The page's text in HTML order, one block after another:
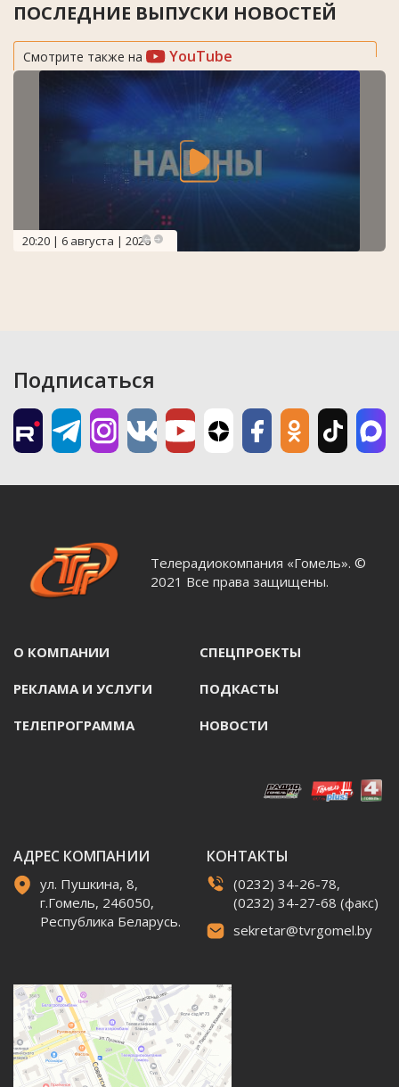
ПОСЛЕДНИЕ ВЫПУСКИ НОВОСТЕЙ
Смотрите также на YouTube
20:20 | 6 августа | 2026
Подписаться
Телерадиокомпания «Гомель». ©
2021 Все права защищены.
О КОМПАНИИ СПЕЦПРОЕКТЫ
РЕКЛАМА И УСЛУГИ ПОДКАСТЫ
ТЕЛЕПРОГРАММА НОВОСТИ
АДРЕС КОМПАНИИ
ул. Пушкина, 8,
г.Гомель, 246050,
Республика Беларусь.
КОНТАКТЫ
(0232) 34-26-78,
(0232) 34-27-68 (факс)
sekretar@tvrgomel.by